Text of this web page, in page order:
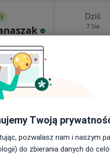
400 zł
Dziś
7 Sie
Twoją
pozwalasz nam i naszym
do zbierania danych do